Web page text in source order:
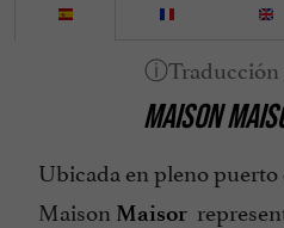
MAISON
Ubicada en pleno puerto
Maison Maisor